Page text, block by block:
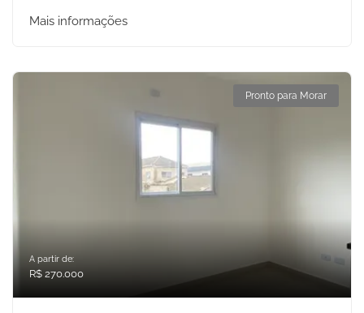
Mais informações
Pronto para Morar
A partir de:
R$ 270.000